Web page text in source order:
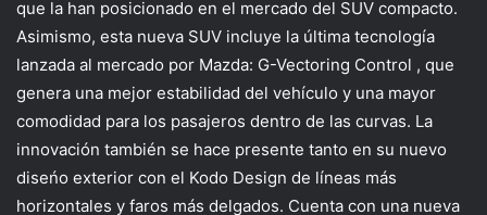
que la han posicionado en el mercado del SUV compacto.
Asimismo, esta nueva SUV incluye la última tecnología
lanzada al mercado por Mazda: G-Vectoring Control , que
genera una mejor estabilidad del vehículo y una mayor
comodidad para los pasajeros dentro de las curvas. La
innovación también se hace presente tanto en su nuevo
diseńo exterior con el Kodo Design de líneas más
horizontales y faros más delgados. Cuenta con una nueva